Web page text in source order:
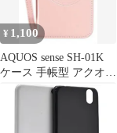
¥ 1,100
AQUOS sense SH-01K
ケース 手帳型 アクオス
センスSH-01K